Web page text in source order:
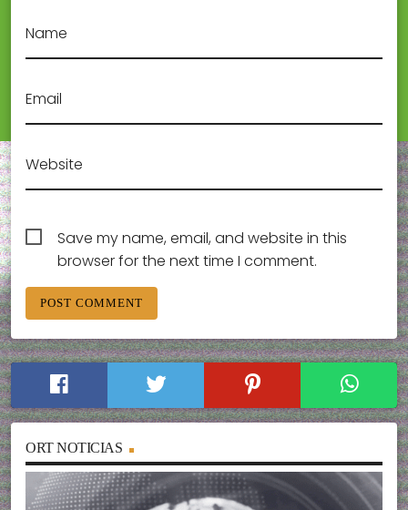
Name
Email
Website
Save my name, email, and website in this
browser for the next time I comment.
ORT NOTICIAS